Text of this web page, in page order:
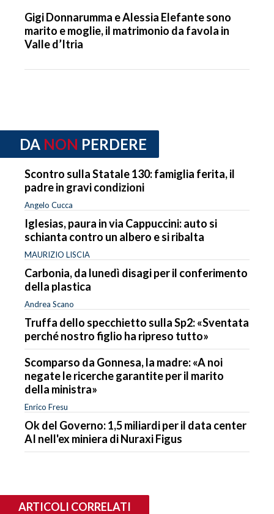
Gigi Donnarumma e Alessia Elefante sono
marito e moglie, il matrimonio da favola in
Valle d’Itria
DA NON PERDERE
Scontro sulla Statale 130: famiglia ferita, il
padre in gravi condizioni
Angelo Cucca
Iglesias, paura in via Cappuccini: auto si
schianta contro un albero e si ribalta
MAURIZIO LISCIA
Carbonia, da lunedì disagi per il conferimento
della plastica
Andrea Scano
Truffa dello specchietto sulla Sp2: «Sventata
perché nostro figlio ha ripreso tutto»
Scomparso da Gonnesa, la madre: «A noi
negate le ricerche garantite per il marito
della ministra»
Enrico Fresu
Ok del Governo: 1,5 miliardi per il data center
AI nell'ex miniera di Nuraxi Figus
ARTICOLI CORRELATI